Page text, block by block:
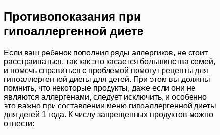
Противопоказания при
гипоаллергенной диете
Если ваш ребенок пополнил ряды аллергиков, не стоит
расстраиваться, так как это касается большинства семей,
и помочь справиться с проблемой помогут рецепты для
гипоаллергенной диеты для детей. При этом вы должны
помнить, что некоторые продукты, даже если они не
являются аллергенами, следует исключить, и особенно
это важно при составлении меню гипоаллергенной диеты
для детей 1 года. К числу запрещенных продуктов можно
отнести: